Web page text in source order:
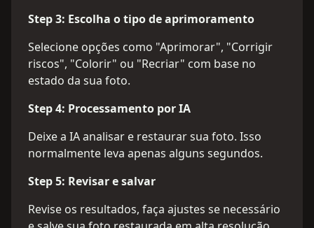
Step3: Escolha o tipo de aprimoramento
Selecione opções como "Aprimorar", "Corrigir
riscos", "Colorir" ou "Recriar" com base no
estado da sua foto.
Step4: Processamento por IA
Deixe a IA analisar e restaurar sua foto. Isso
normalmente leva apenas alguns segundos.
Step5: Revisar e salvar
Revise os resultados, faça ajustes se necessário